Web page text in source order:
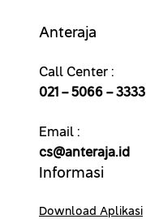
Anteraja
Call Center :
021 – 5066 – 3333
Email :
cs@anteraja.id
Informasi
Download Aplikasi